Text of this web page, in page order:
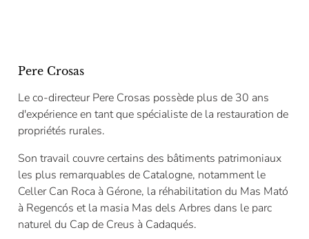
Pere Crosas
Le co-directeur Pere Crosas possède plus de 30 ans
d'expérience en tant que spécialiste de la restauration de
propriétés rurales.
Son travail couvre certains des bâtiments patrimoniaux
les plus remarquables de Catalogne, notamment le
Celler Can Roca à Gérone, la réhabilitation du Mas Mató
à Regencós et la masia Mas dels Arbres dans le parc
naturel du Cap de Creus à Cadaqués.